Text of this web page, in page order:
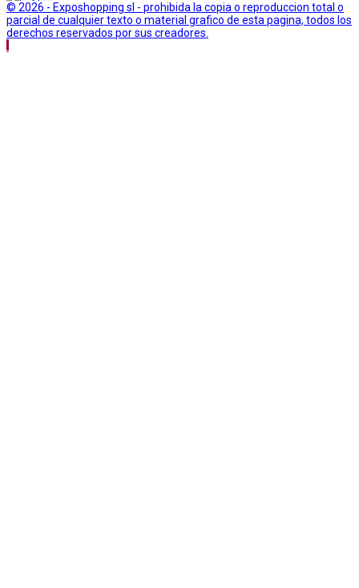
© 2026 - Exposhopping sl - prohibida la copia o reproduccion total o
parcial de cualquier texto o material grafico de esta pagina, todos los
derechos reservados por sus creadores.